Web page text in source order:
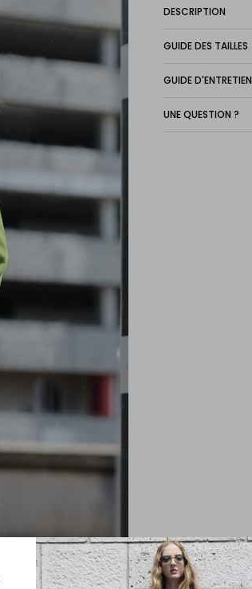
DESCRIPTION
GUIDE DES TAILLES
GUIDE D'ENTRETIEN
UNE QUESTION ?